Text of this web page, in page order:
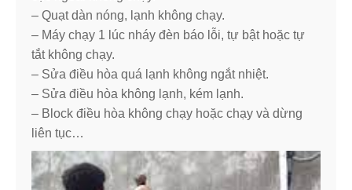
– Quạt dàn nóng, lạnh không chạy.
– Máy chạy 1 lúc nháy đèn báo lỗi, tự bật hoặc tự
tắt không chạy.
– Sửa điều hòa quá lạnh không ngắt nhiệt.
– Sửa điều hòa không lạnh, kém lạnh.
– Block điều hòa không chạy hoặc chạy và dừng
liên tục…